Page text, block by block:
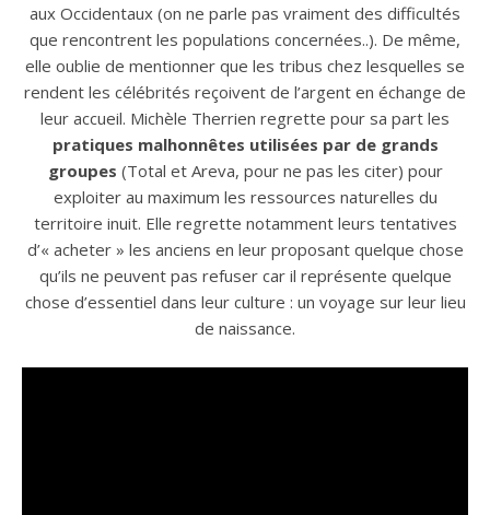
aux Occidentaux (on ne parle pas vraiment des difficultés
que rencontrent les populations concernées..). De même,
elle oublie de mentionner que les tribus chez lesquelles se
rendent les célébrités reçoivent de l’argent en échange de
leur accueil. Michèle Therrien regrette pour sa part les
pratiques malhonnêtes utilisées par de grands
groupes (Total et Areva, pour ne pas les citer) pour
exploiter au maximum les ressources naturelles du
territoire inuit. Elle regrette notamment leurs tentatives
d’« acheter » les anciens en leur proposant quelque chose
qu’ils ne peuvent pas refuser car il représente quelque
chose d’essentiel dans leur culture : un voyage sur leur lieu
de naissance.